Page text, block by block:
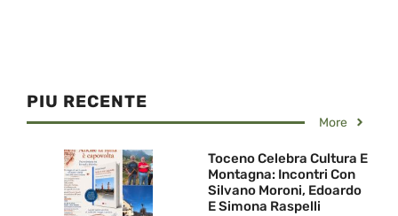
PIU RECENTE
More
Toceno Celebra Cultura E
Montagna: Incontri Con
Silvano Moroni, Edoardo
E Simona Raspelli